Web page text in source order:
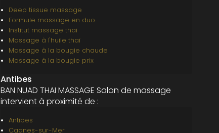
Deep tissue massage
Formule massage en duo
Institut massage thai
Massage à l'huile thaï
Massage à la bougie chaude
Massage à la bougie prix
Antibes
BAN NUAD THAI MASSAGE Salon de massage
intervient à proximité de :
Antibes
Cagnes-sur-Mer